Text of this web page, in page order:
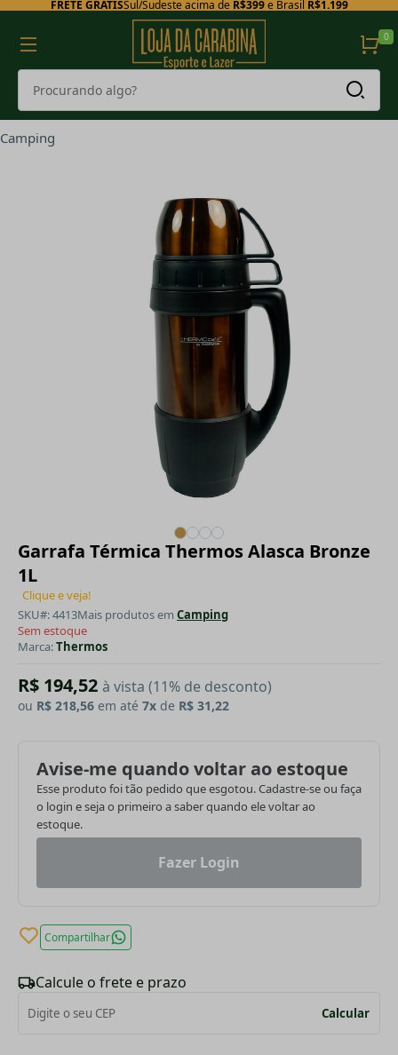
FRETE GRÁTISSul/Sudeste acima de R$399e Brasil R$1.199
0
Camping
Garrafa Térmica Thermos Alasca Bronze
1L
Clique e veja!
SKU#: 4413Mais produtos em Camping
Sem estoque
Marca:Thermos
R$ 194,52 à vista (11% de desconto)
ou R$ 218,56 em até 7x de R$ 31,22
Avise-me quando voltar ao estoque
Esse produto foi tão pedido que esgotou. Cadastre-se ou faça
o login e seja o primeiro a saber quando ele voltar ao
estoque.
Fazer Login
Compartilhar
Calcule o frete e prazo
Calcular